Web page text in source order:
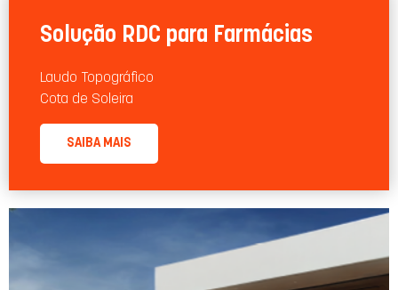
Solução RDC para Farmácias
Laudo Topográﬁco
Cota de Soleira
SAIBA MAIS